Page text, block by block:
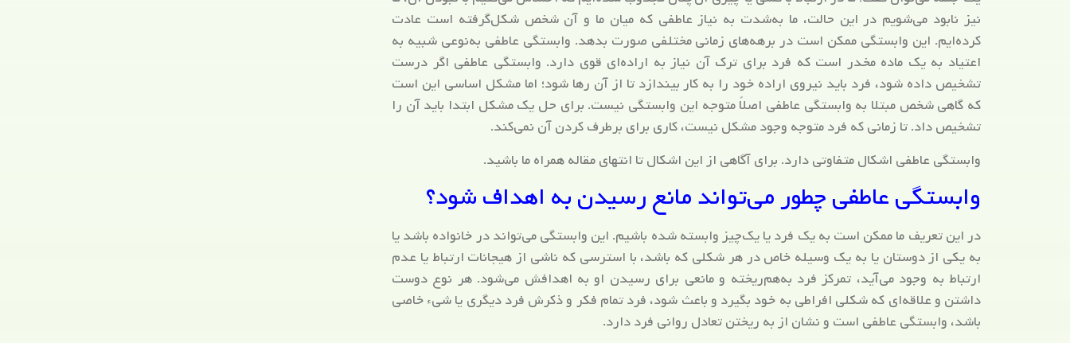
نیز نابود می‌شویم در این حالت، ما به‌شدت به نیاز عاطفی که میان ما و آن شخص شکل‌گرفته است عادت
کرده‌ایم. این وابستگی ممکن است در برهه‌های زمانی مختلفی صورت بدهد. وابستگی عاطفی به‌نوعی شبیه به
اعتیاد به یک ماده مخدر است که فرد برای ترک آن نیاز به اراده‌ای قوی دارد. وابستگی عاطفی اگر درست
تشخیص داده شود، فرد باید نیروی اراده خود را به کار بیندازد تا از آن رها شود؛ اما مشکل اساسی این است
که گاهی شخص مبتلا به وابستگی عاطفی اصلاً متوجه این وابستگی نیست. برای حل یک مشکل ابتدا باید آن را
تشخیص داد. تا زمانی که فرد متوجه وجود مشکل نیست، کاری برای برطرف کردن آن نمی‌کند.
وابستگی عاطفی اشکال متفاوتی دارد. برای آگاهی از این اشکال تا انتهای مقاله همراه ما باشید.
وابستگی عاطفی چطور می‌تواند مانع رسیدن به اهداف شود؟
در این تعریف ما ممکن است به یک فرد یا یک‌چیز وابسته شده باشیم. این وابستگی می‌تواند در خانواده باشد یا
به یکی از دوستان یا به یک وسیله خاص در هر شکلی که باشد، با استرسی که ناشی از هیجانات ارتباط یا عدم
ارتباط به وجود می‌آید، تمرکز فرد به‌هم‌ریخته و مانعی برای رسیدن او به اهدافش می‌شود. هر نوع دوست
داشتن و علاقه‌ای که شکلی افراطی به خود بگیرد و باعث شود، فرد تمام فکر و ذکرش فرد دیگری یا شی‌ء خاصی
باشد، وابستگی عاطفی است و نشان از به ریختن تعادل روانی فرد دارد.